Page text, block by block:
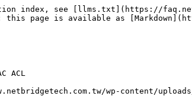
index, see [llms.txt](https://
this page is available as
ACL
wp-content/